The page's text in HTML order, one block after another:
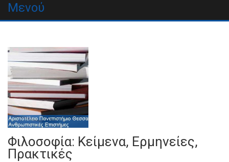
Μενού
Φιλοσοφία: Κείμενα, Ερμηνείες,
Πρακτικές